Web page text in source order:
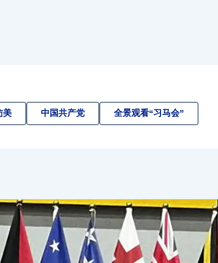
美 中国共产党 全景观看“习马会”